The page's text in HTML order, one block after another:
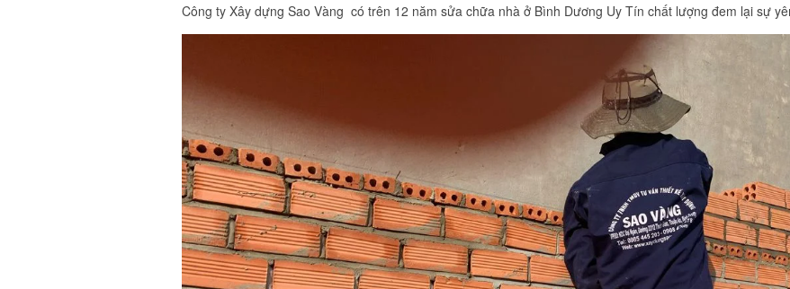
Công ty Xây dựng Sao Vàng có trên 12 năm sửa chữa nhà ở Bình Dương Uy Tín chất lượng đem lại sự